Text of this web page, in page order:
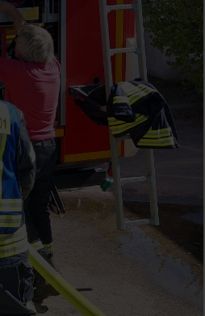
Weiter